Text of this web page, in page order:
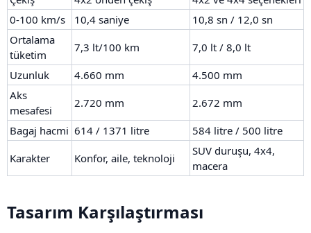
0-100 km/s
10,4 saniye
10,8 sn / 12,0 sn
Ortalama
tüketim
7,3 lt/100 km
7,0 lt / 8,0 lt
Uzunluk
4.660 mm
4.500 mm
Aks
mesafesi
2.720 mm
2.672 mm
Bagaj hacmi 614 / 1371 litre
584 litre / 500 litre
Karakter
Konfor, aile, teknoloji
SUV duruşu, 4x4,
macera
Tasarım Karşılaştırması​